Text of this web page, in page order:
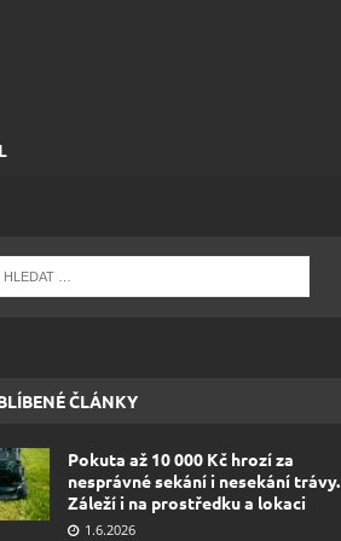
ČLÁNKY
Pokuta až 10 000 Kč hrozí za
nesprávné sekání i nesekání trávy.
Záleží i na prostředku a lokaci
1.6.2026